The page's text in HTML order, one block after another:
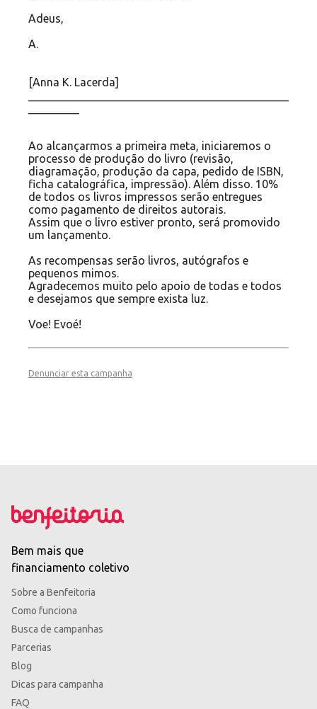
Adeus,
A.
[Anna K. Lacerda]
Ao alcançarmos a primeira meta, iniciaremos o
processo de produção do livro (revisão,
diagramação, produção da capa, pedido de ISBN,
ficha catalográfica, impressão). Além disso. 10%
de todos os livros impressos serão entregues
como pagamento de direitos autorais.
Assim que o livro estiver pronto, será promovido
um lançamento.
As recompensas serão livros, autógrafos e
pequenos mimos.
Agradecemos muito pelo apoio de todas e todos
e desejamos que sempre exista luz.
Voe! Evoé!
Denunciar esta campanha
Bem mais que
financiamento coletivo
Sobre a Benfeitoria
Como funciona
Busca de campanhas
Parcerias
Blog
Dicas para campanha
FAQ